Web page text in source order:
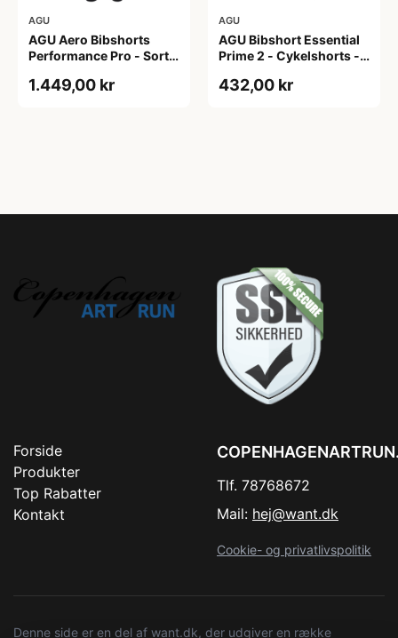
AGU
AGU Aero Bibshorts
Performance Pro - Sort -
1.449,00 kr
AGU
AGU Bibshort Essential
Prime 2 - Cykelshorts -
2XL
432,00 kr
Forside
Produkter
Top Rabatter
Kontakt
Tlf. 78768672
Mail: hej@want.dk
Cookie- og privatlivspolitik
Denne side er en del af want.dk, der udgiver en række